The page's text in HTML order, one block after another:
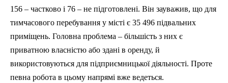
156 – частково і 76 – не підготовлені. Він зауважив, що для
тимчасового перебування у місті є 35 496 підвальних
приміщень. Головна проблема – більшість з них є
приватною власністю або здані в оренду, й
використовуються для підприємницької діяльності. Проте
певна робота в цьому напрямі вже ведеться.